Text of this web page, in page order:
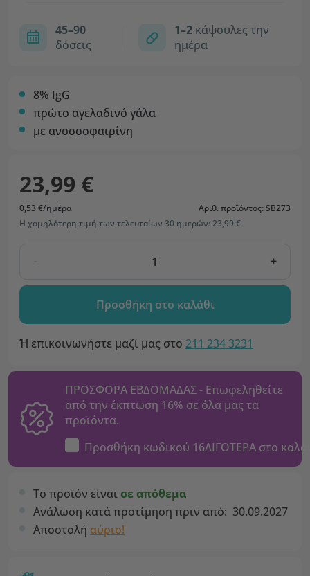
45–90
δόσεις
1–2κάψουλες την
ημέρα
8% IgG
πρώτο αγελαδινό γάλα
με ανοσοσφαιρίνη
23,99 €
0,53 €/ημέρα
Αριθ. προϊόντος: SB273
Η χαμηλότερη τιμή των τελευταίων 30 ημερών: 23,99 €
- +
Προσθήκη στο καλάθι
Ή επικοινωνήστε μαζί μας στο 211 234 3231
ΠΡΟΣΦΟΡΑ ΕΒΔΟΜΑΔΑΣ - Επωφεληθείτε
από την έκπτωση 16% σε όλα μας τα
προϊόντα.
Προσθήκη κωδικού 16ΛΙΓΟΤΕΡΑ στο
Το προϊόν είναι σε απόθεμα
Ανάλωση κατά προτίμηση πριν από: 30.09.2027
Αποστολή αύριο!